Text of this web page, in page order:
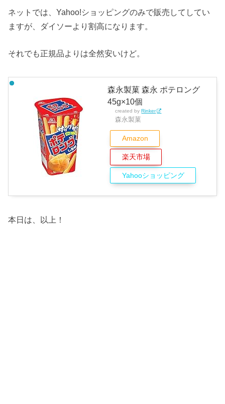
ネットでは、Yahoo!ショッピングのみで販売してしてい
ますが、ダイソーより割高になります。
それでも正規品よりは全然安いけど。
森永製菓 森永 ポテロング
45g×10個
created byRinker
森永製菓
Amazon
楽天市場
Yahooショッピング
本日は、以上！